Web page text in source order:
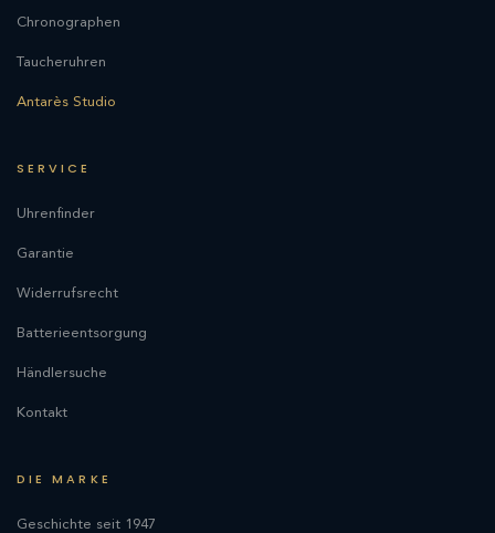
Chronographen
Taucheruhren
Antarès Studio
SERVICE
Uhrenfinder
Garantie
Widerrufsrecht
Batterieentsorgung
Händlersuche
Kontakt
DIE MARKE
Geschichte seit 1947